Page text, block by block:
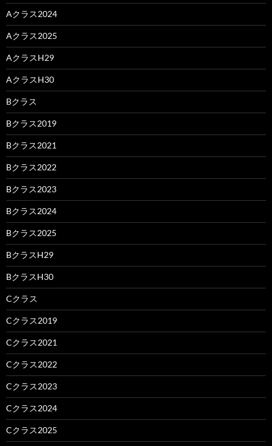
Aクラス2024
Aクラス2025
AクラスH29
AクラスH30
Bクラス
Bクラス2019
Bクラス2021
Bクラス2022
Bクラス2023
Bクラス2024
Bクラス2025
BクラスH29
BクラスH30
Cクラス
Cクラス2019
Cクラス2021
Cクラス2022
Cクラス2023
Cクラス2024
Cクラス2025